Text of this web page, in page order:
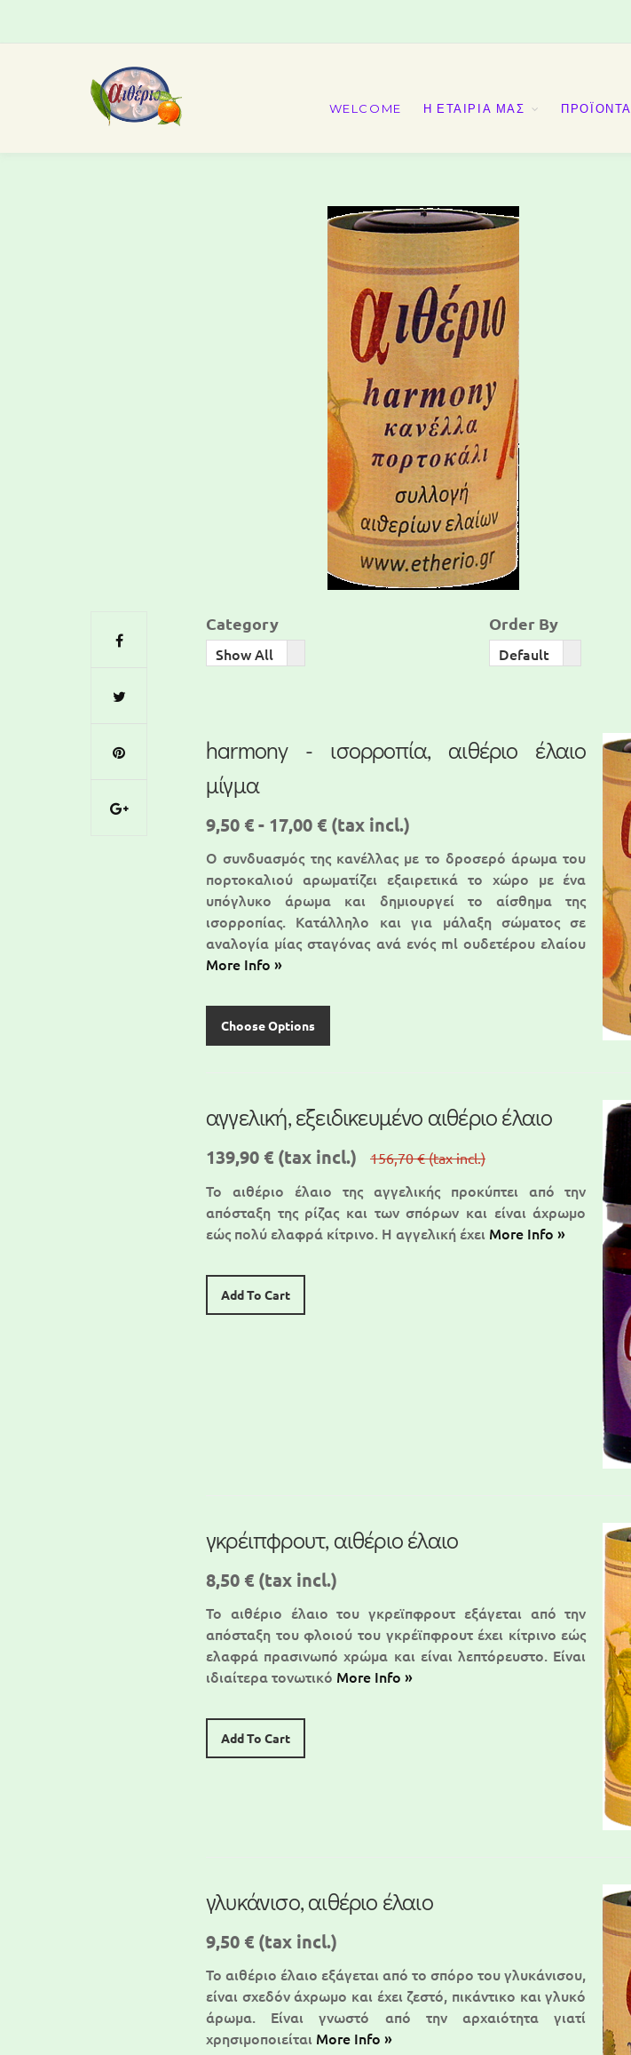
WELCOME Η ΕΤΑΙΡΙΑ ΜΑΣ ΠΡΟΪΟΝΤΑ
Category
Show All
Order By
Default
Order
By
harmony - ισορροπία, αιθέριο έλαιο
μίγμα
9,50 € - 17,00 € (tax incl.)
Ο συνδυασμός της κανέλλας με το δροσερό άρωμα του
πορτοκαλιού αρωματίζει εξαιρετικά το χώρο με ένα
υπόγλυκο άρωμα και δημιουργεί το αίσθημα της
ισορροπίας. Κατάλληλο και για μάλαξη σώματος σε
αναλογία μίας σταγόνας ανά ενός ml ουδετέρου ελαίου
More Info »
Choose Options
αγγελική, εξειδικευμένο αιθέριο έλαιο
139,90 € (tax incl.) 156,70 €(tax incl.)
Το αιθέριο έλαιο της αγγελικής προκύπτει από την
απόσταξη της ρίζας και των σπόρων και είναι άχρωμο
εώς πολύ ελαφρά κίτρινο. Η αγγελική έχει More Info »
Add To Cart
γκρέιπφρουτ, αιθέριο έλαιο
8,50 € (tax incl.)
Το αιθέριο έλαιο του γκρεϊπφρουτ εξάγεται από την
απόσταξη του φλοιού του γκρέϊπφρουτ έχει κίτρινο εώς
ελαφρά πρασινωπό χρώμα και είναι λεπτόρευστο. Είναι
ιδιαίτερα τονωτικό More Info »
Add To Cart
γλυκάνισο, αιθέριο έλαιο
9,50 € (tax incl.)
To αιθέριο έλαιο εξάγεται από το σπόρο του γλυκάνισου,
είναι σχεδόν άχρωμο και έχει ζεστό, πικάντικο και γλυκό
άρωμα. Είναι γνωστό από την αρχαιότητα γιατί
χρησιμοποιείται More Info »